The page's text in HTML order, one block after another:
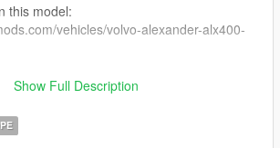
this model:
vehicles/volvo-alexander-alx400-
or if the credits are wrong please let me
me a comment.
Show Full Description